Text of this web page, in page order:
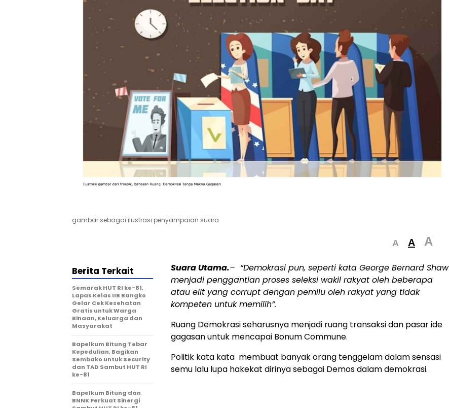
gambar sebagai ilustrasi penyampaian suara
A A A
Suara Utama.– “Demokrasi pun, seperti kata George Bernard Shaw
menjadi penggantian proses seleksi wakil rakyat oleh beberapa
atau elit yang corrupt dengan pemilu oleh rakyat yang tidak
kompeten untuk memilih”.
Ruang Demokrasi seharusnya menjadi ruang transaksi dan pasar ide
gagasan untuk mencapai Bonum Commune.
Politik kata kata membuat banyak orang tenggelam dalam sensasi
semu lalu lupa hakekat dirinya sebagai Demos dalam demokrasi.
Berita Terkait
Semarak HUT RI ke-81,
Lapas Kelas IIB Bangko
Gelar Cek Kesehatan
Gratis untuk Warga
Binaan, Keluarga dan
Masyarakat
Bapelkum Bitung Tebar
Kepedulian, Bagikan
Sembako untuk Security
dan TAD Sambut HUT RI
ke-81
Bapelkum Bitung dan
BNNK Perkuat Sinergi